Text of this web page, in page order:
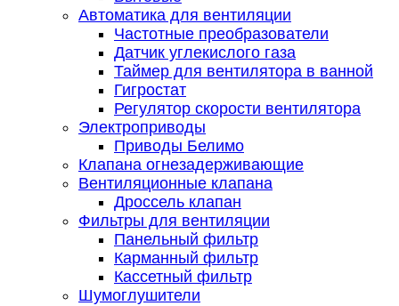
Автоматика для вентиляции
Частотные преобразователи
Датчик углекислого газа
Таймер для вентилятора в ванной
Гигростат
Регулятор скорости вентилятора
Электроприводы
Приводы Белимо
Клапана огнезадерживающие
Вентиляционные клапана
Дроссель клапан
Фильтры для вентиляции
Панельный фильтр
Карманный фильтр
Кассетный фильтр
Шумоглушители